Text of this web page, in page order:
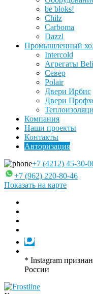
be bloks!
Chilz
Carboma
Dazzl
Промышленный
Intercold
Агрегаты
Север
Polair
Двери Ирбис
Двери
Компания
Наши проекты
Контакты
Авторизация
+7 (4212) 45-30-
+7 (962) 220-80-46
Показать на карте
* Instagram
России